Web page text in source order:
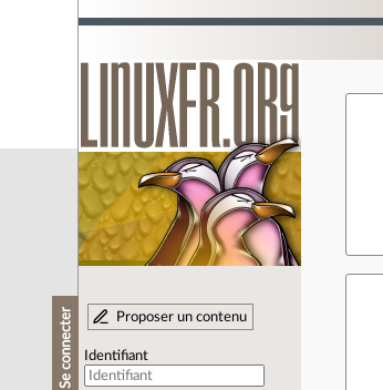
Se connecter Proposer un contenu
Identifiant